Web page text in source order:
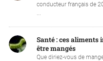
conducteur français de
...
Santé : ces aliments
être mangés
Que diriez-vous de